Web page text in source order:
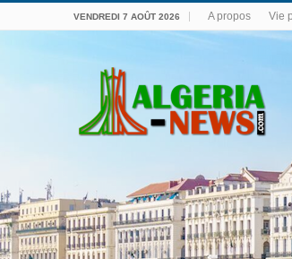
VENDREDI 7 AOÛT 2026 A propos Vie